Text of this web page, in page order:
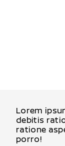
Lorem
debitis
ratione
porro!